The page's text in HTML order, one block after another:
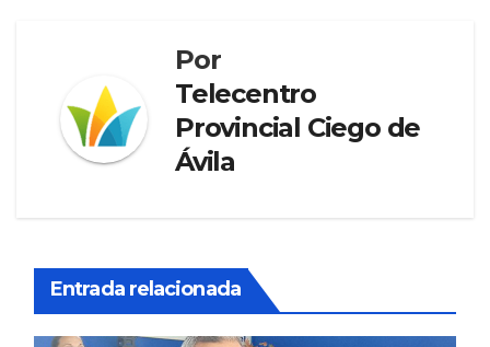
Por
Telecentro
Provincial Ciego de
Ávila
Entrada relacionada